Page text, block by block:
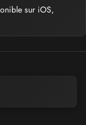
sur iOS,